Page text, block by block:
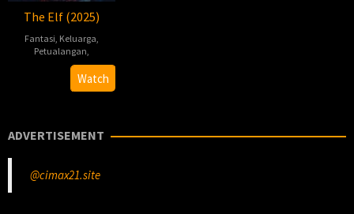
The Elf (2025)
Fantasi Keluarga
Petualangan
2025-
11-
Joonas
Berghäll
Watch
ADVERTISEMENT
@cimax21.site